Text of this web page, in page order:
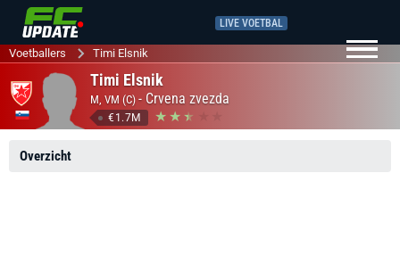
LIVE VOETBAL
Voetballers Timi Elsnik
Timi Elsnik
M, VM (C) - Crvena zvezda
€1.7M
Overzicht